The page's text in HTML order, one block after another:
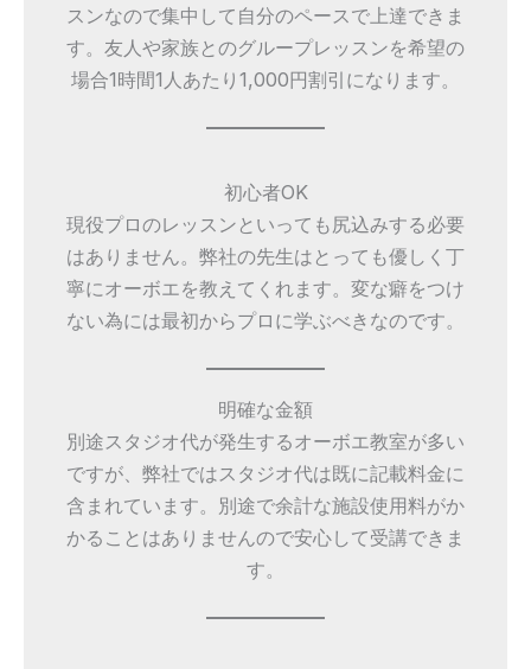
スンなので集中して自分のペースで上達できま
す。友人や家族とのグループレッスンを希望の
場合1時間1人あたり1,000円割引になります。
初心者OK
現役プロのレッスンといっても尻込みする必要
はありません。弊社の先生はとっても優しく丁
寧にオーボエを教えてくれます。変な癖をつけ
ない為には最初からプロに学ぶべきなのです。
明確な金額
別途スタジオ代が発生するオーボエ教室が多い
ですが、弊社ではスタジオ代は既に記載料金に
含まれています。別途で余計な施設使用料がか
かることはありませんので安心して受講できま
す。